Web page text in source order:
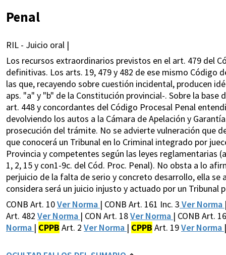
Penal
RIL - Juicio oral |
Los recursos extraordinarios previstos en el art. 479 del
definitivas. Los arts. 19, 479 y 482 de ese mismo Código
las que, recayendo sobre cuestión incidental, producen
aps. "a" y "b" de la Constitución provincial-. Sobre la
art. 448 y concordantes del Código Procesal Penal
devolviendo los autos a la Cámara de Apelación y
prosecución del trámite. No se advierte vulneración que
que conocerá un Tribunal en lo Criminal integrado por
Provincia y competentes según las leyes reglamentarias
1, 2, 15 y con1-9c. del Cód. Proc. Penal). No obsta a lo
perjuicio de la falta de serio y concreto desarrollo, ella se
considera será un juicio injusto y actuado por un Tribunal
CONB Art. 10Ver Norma | CONB Art. 161 Inc. 3 Ver Norma
Art. 482 Ver Norma | CON Art. 18Ver Norma | CONB Art.
Norma | CPPB Art. 2 Ver Norma | CPPB Art. 19Ver Norma